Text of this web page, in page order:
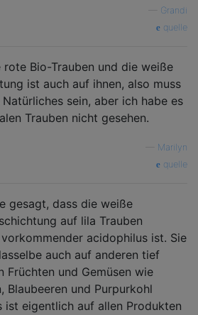
Grandi
quelle
rote Bio-Trauben und die weiße
ist auch auf ihnen, also muss
sein, aber ich habe es
Trauben nicht gesehen.
Marilyn
quelle
gesagt, dass die weiße
auf lila Trauben
acidophilus ist. Sie
auch auf anderen tief
Früchten und Gemüsen wie
Blaubeeren und Purpurkohl
ist eigentlich auf allen Produkten